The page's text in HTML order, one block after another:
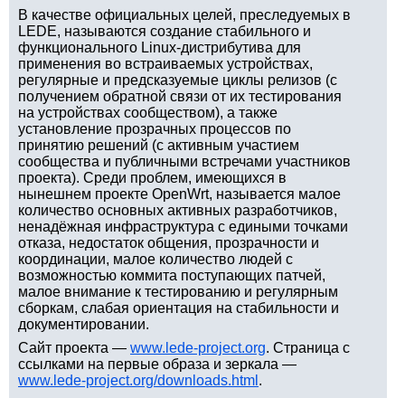
В качестве официальных целей, преследуемых в
LEDE, называются создание стабильного и
функционального Linux-дистрибутива для
применения во встраиваемых устройствах,
регулярные и предсказуемые циклы релизов (с
получением обратной связи от их тестирования
на устройствах сообществом), а также
установление прозрачных процессов по
принятию решений (с активным участием
сообщества и публичными встречами участников
проекта). Среди проблем, имеющихся в
нынешнем проекте OpenWrt, называется малое
количество основных активных разработчиков,
ненадёжная инфраструктура с едиными точками
отказа, недостаток общения, прозрачности и
координации, малое количество людей с
возможностью коммита поступающих патчей,
малое внимание к тестированию и регулярным
сборкам, слабая ориентация на стабильности и
документировании.
Сайт проекта — www.lede-project.org. Страница с
ссылками на первые образа и зеркала —
www.lede-project.org/downloads.html .